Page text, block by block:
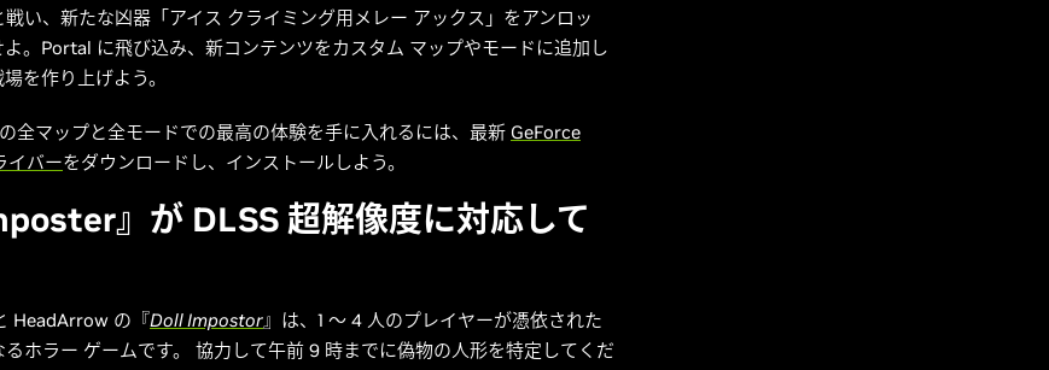
戦い、新たな凶器「アイス クライミング用メレー アックス」をアンロッ
よ。Portal に飛び込み、新コンテンツをカスタム マップやモードに追加し
を作り上げよう。
全マップと全モードでの最高の体験を手に入れるには、最新 GeForce
イバーをダウンロードし、インストールしよう。
』が DLSS 超解像度に対応して
HeadArrow の『Doll Impostor』は、1 ～ 4 人のプレイヤーが憑依された
ホラー ゲームです。 協力して午前 9 時までに偽物の人形を特定してくだ